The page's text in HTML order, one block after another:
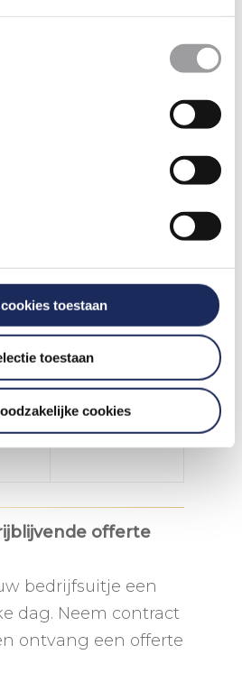
toestaan
toestaan
cookies
20
Almere >>
100
Gouda >>
offerte
bedrijfsuitje een
dag. Neem contract
ontvang een offerte